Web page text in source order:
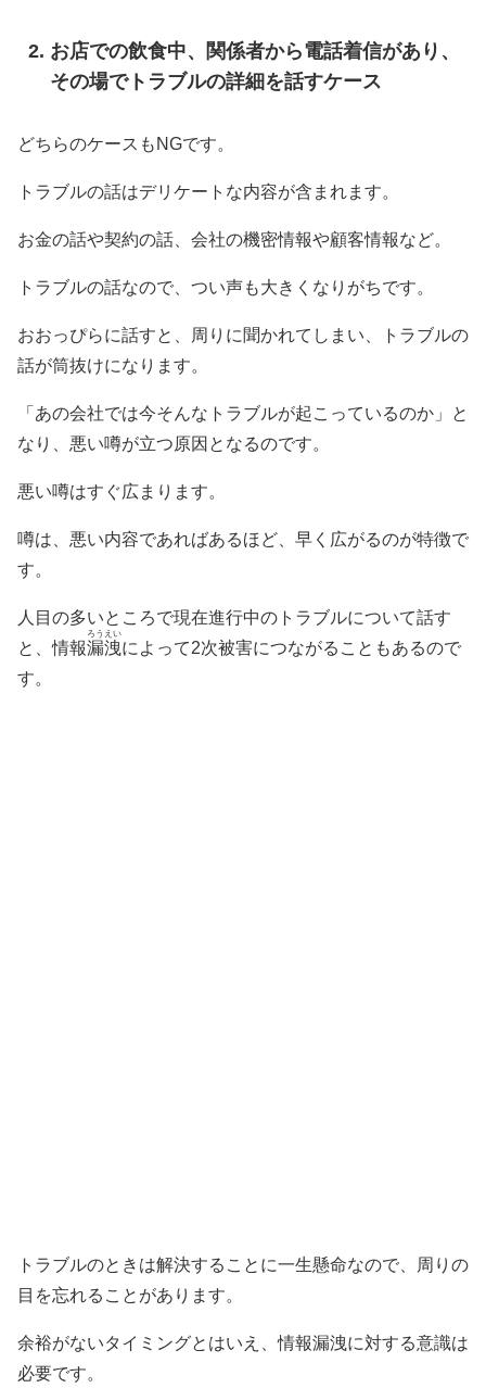
お店での飲食中、関係者から電話着信があり、
その場でトラブルの詳細を話すケース
どちらのケースもNGです。
トラブルの話はデリケートな内容が含まれます。
お金の話や契約の話、会社の機密情報や顧客情報など。
トラブルの話なので、つい声も大きくなりがちです。
おおっぴらに話すと、周りに聞かれてしまい、トラブルの
話が筒抜けになります。
「あの会社では今そんなトラブルが起こっているのか」と
なり、悪い噂が立つ原因となるのです。
悪い噂はすぐ広まります。
噂は、悪い内容であればあるほど、早く広がるのが特徴で
す。
人目の多いところで現在進行中のトラブルについて話す
と、情報漏洩
ろうえい
によって2次被害につながることもあるので
す。
トラブルのときは解決することに一生懸命なので、周りの
目を忘れることがあります。
余裕がないタイミングとはいえ、情報漏洩に対する意識は
必要です。